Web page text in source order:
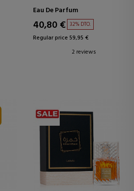
Eau De Parfum
40,80 € 32% DTO.
Regular price 59,95 €
2 reviews